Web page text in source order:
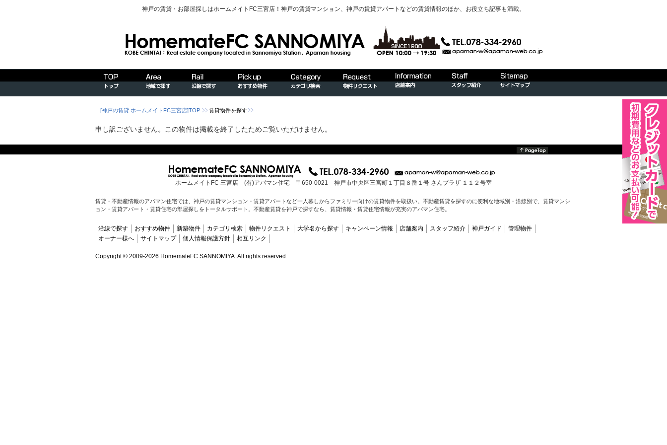
神戸の賃貸・お部屋探しはホームメイトFC三宮店！神戸の賃貸マンション、神戸の賃貸アパートなどの賃貸情報のほか、お役立ち記事も満載。
[神戸の賃貸 ホームメイトFC三宮店]TOP 賃貸物件を探す
申し訳ございません。この物件は掲載を終了したためご覧いただけません。
ホームメイトFC 三宮店 (有)アパマン住宅 〒650-0021 神戸市中央区三宮町１丁目８番１号 さんプラザ １１２号室
賃貸・不動産情報のアパマン住宅では、神戸の賃貸マンション・賃貸アパートなど一人暮しからファミリー向けの賃貸物件を取扱い。不動産賃貸を探すのに便利な地域別・沿線別で、賃貸マンシ
ョン・賃貸アパート・賃貸住宅の部屋探しをトータルサポート。不動産賃貸を神戸で探すなら、賃貸情報・賃貸住宅情報が充実のアパマン住宅。
沿線で探す おすすめ物件 新築物件 カテゴリ検索 物件リクエスト 大学名から探す キャンペーン情報 店舗案内 スタッフ紹介 神戸ガイド
管理物件
オーナー様へ
サイトマップ 個人情報保護方針 相互リンク
Copyright © 2009-2026 HomemateFC SANNOMIYA. All rights reserved.